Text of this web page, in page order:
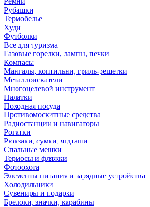
Рубашки
Термобелье
Худи
Футболки
Все для туризма
Газовые горелки, лампы, печки
Компасы
Мангалы, коптильни, гриль-решетки
Металлоискатели
Многоцелевой инструмент
Палатки
Походная посуда
Противомоскитные средства
Радиостанции и навигаторы
Рогатки
Рюкзаки, сумки, ягдташи
Спальные мешки
Термосы и фляжки
Фотоохота
Элементы питания и зарядные устройства
Холодильники
Сувениры и подарки
Брелоки, значки, карабины